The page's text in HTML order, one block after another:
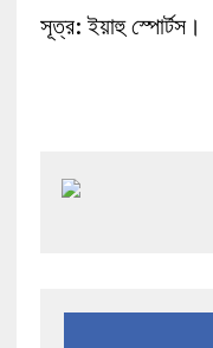
সূত্র: ইয়াহু স্পোর্টস।